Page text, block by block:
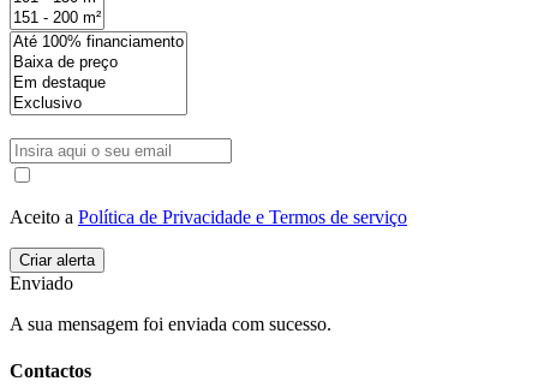
Aceito a Política de Privacidade e Termos de serviço
Enviado
A sua mensagem foi enviada com sucesso.
Contactos